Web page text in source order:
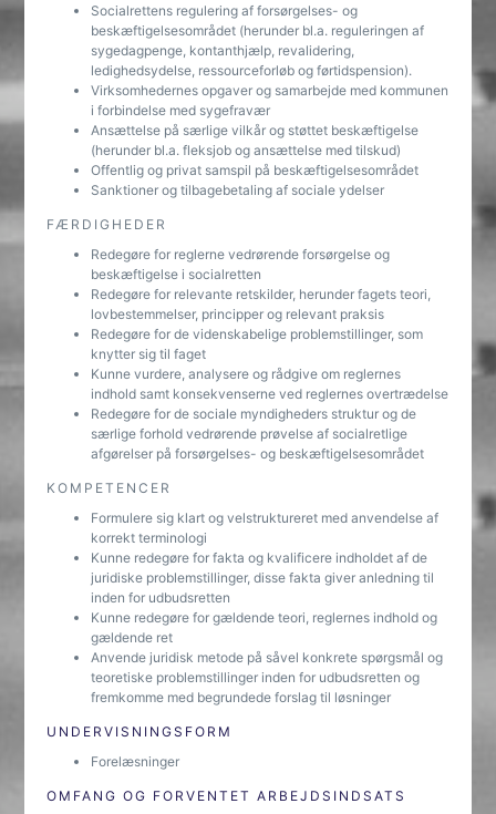
Socialrettens regulering af forsørgelses- og
beskæftigelsesområdet (herunder bl.a. reguleringen af
sygedagpenge, kontanthjælp, revalidering,
ledighedsydelse, ressourceforløb og førtidspension).
Virksomhedernes opgaver og samarbejde med kommunen
i forbindelse med sygefravær
Ansættelse på særlige vilkår og støttet beskæftigelse
(herunder bl.a. fleksjob og ansættelse med tilskud)
Offentlig og privat samspil på beskæftigelsesområdet
Sanktioner og tilbagebetaling af sociale ydelser
FÆRDIGHEDER
Redegøre for reglerne vedrørende forsørgelse og
beskæftigelse i socialretten
Redegøre for relevante retskilder, herunder fagets teori,
lovbestemmelser, principper og relevant praksis
Redegøre for de videnskabelige problemstillinger, som
knytter sig til faget
Kunne vurdere, analysere og rådgive om reglernes
indhold samt konsekvenserne ved reglernes overtrædelse
Redegøre for de sociale myndigheders struktur og de
særlige forhold vedrørende prøvelse af socialretlige
afgørelser på forsørgelses- og beskæftigelsesområdet
KOMPETENCER
Formulere sig klart og velstruktureret med anvendelse af
korrekt terminologi
Kunne redegøre for fakta og kvalificere indholdet af de
juridiske problemstillinger, disse fakta giver anledning til
inden for udbudsretten
Kunne redegøre for gældende teori, reglernes indhold og
gældende ret
Anvende juridisk metode på såvel konkrete spørgsmål og
teoretiske problemstillinger inden for udbudsretten og
fremkomme med begrundede forslag til løsninger
UNDERVISNINGSFORM
Forelæsninger
OMFANG OG FORVENTET ARBEJDSINDSATS